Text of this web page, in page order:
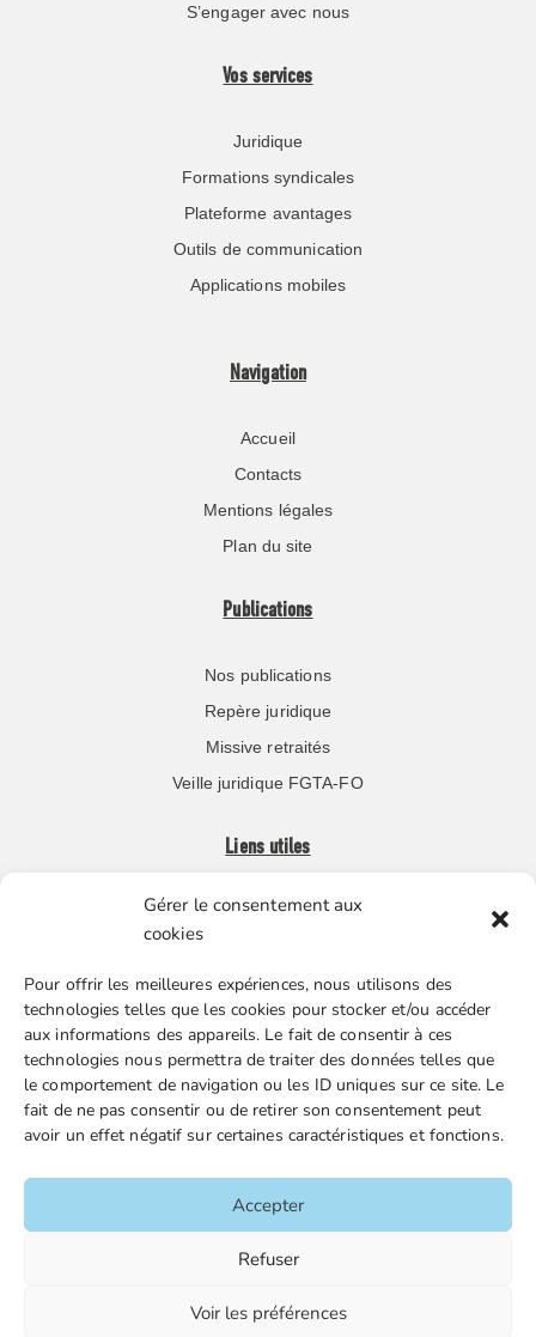
Gérer le consentement aux
cookies
Pour offrir les meilleures expériences, nous utilisons des
technologies telles que les cookies pour stocker et/ou accéder
aux informations des appareils. Le fait de consentir à ces
technologies nous permettra de traiter des données telles que
le comportement de navigation ou les ID uniques sur ce site. Le
fait de ne pas consentir ou de retirer son consentement peut
avoir un effet négatif sur certaines caractéristiques et fonctions.
Accepter
Refuser
Voir les préférences
S’engager avec nous
Vos services
Juridique
Formations syndicales
Plateforme avantages
Outils de communication
Applications mobiles
Navigation
Accueil
Contacts
Mentions légales
Plan du site
Publications
Nos publications
Repère juridique
Missive retraités
Veille juridique FGTA-FO
Liens utiles
Boutique en ligne
Nos partenaires
Gestion des cookies
FGTA-FO / 15 avenue Victor Hugo – 92170 Vanves / 01 86
Accueil
Contacts
Mentions légales